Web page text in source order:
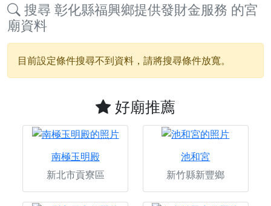
搜尋 彰化縣福興鄉提供發財金服務 的宮
廟資料
目前設定條件搜尋不到資料，請將搜尋條件放寬。
好廟推薦
南極玉明殿
新北市貢寮區
池和宮
新竹縣新豐鄉